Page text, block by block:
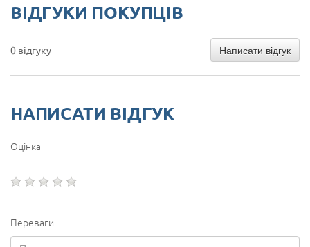
ВІДГУКИ ПОКУПЦІВ
0 відгуку Написати відгук
НАПИСАТИ ВІДГУК
Оцінка
Переваги